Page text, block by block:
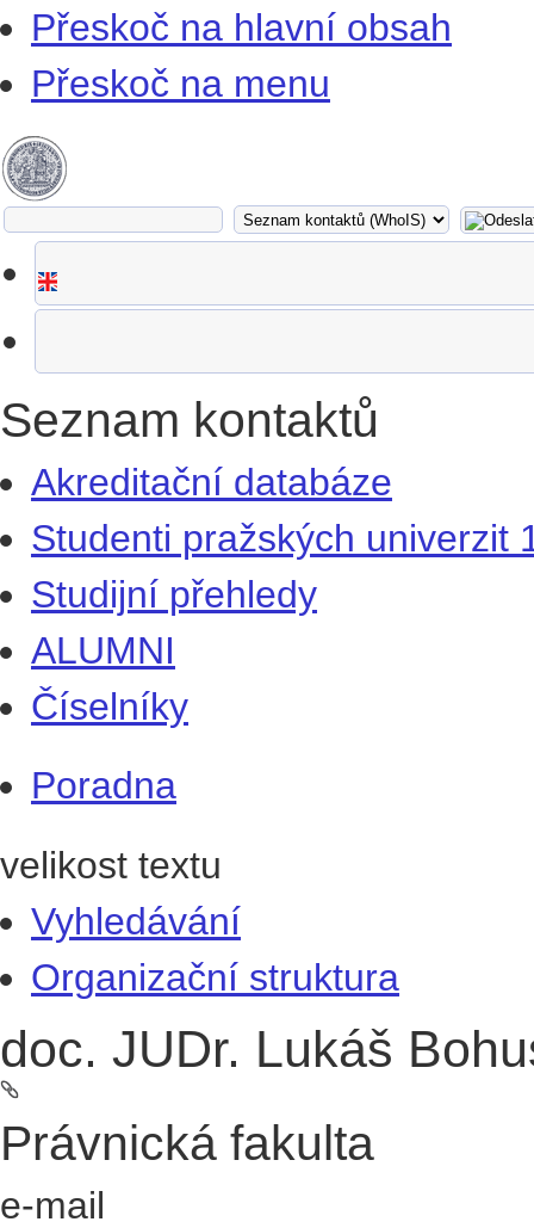
Přeskoč na hlavní obsah
Přeskoč na menu
Seznam kontaktů
Akreditační databáze
Studenti pražských univerzit
Studijní přehledy
ALUMNI
Číselníky
Poradna
velikost textu
Vyhledávání
Organizační struktura
doc. JUDr. Lukáš
Právnická fakulta
e-mail